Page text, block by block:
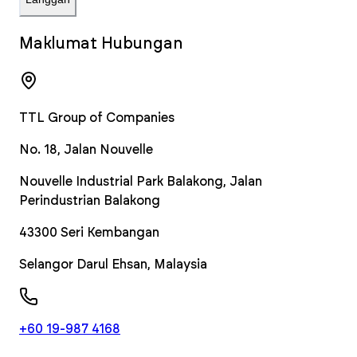
Maklumat Hubungan
TTL Group of Companies
No. 18, Jalan Nouvelle
Nouvelle Industrial Park Balakong, Jalan
Perindustrian Balakong
43300 Seri Kembangan
Selangor Darul Ehsan, Malaysia
+60 19-987 4168